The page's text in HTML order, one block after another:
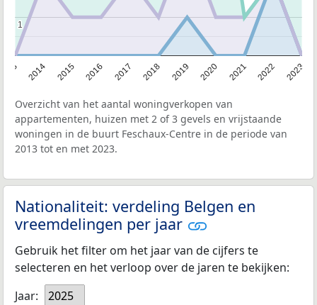
2014 2015 2016 2017 2018 2019 2020 2021 2022 2023
1
1
Overzicht van het aantal woningverkopen van
appartementen, huizen met 2 of 3 gevels en vrijstaande
woningen in de buurt Feschaux-Centre in de periode van
2013 tot en met 2023.
Nationaliteit: verdeling Belgen en
vreemdelingen per jaar
Gebruik het filter om het jaar van de cijfers te
selecteren en het verloop over de jaren te bekijken:
Jaar:
2025